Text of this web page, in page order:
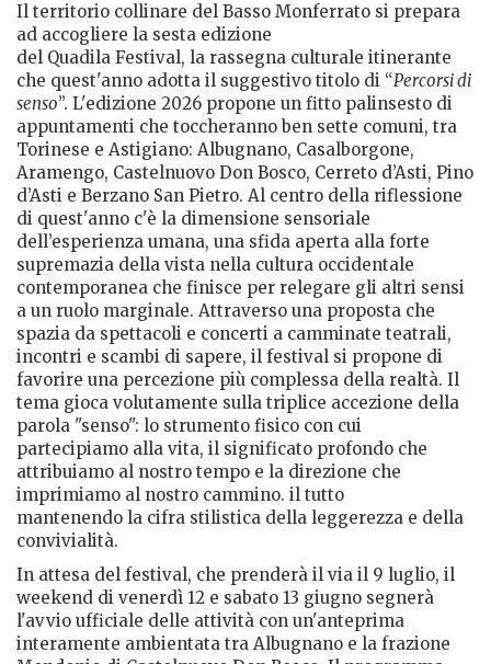
Il territorio collinare del Basso Monferrato si prepara
ad accogliere la sesta edizione
del Quadila Festival, la rassegna culturale itinerante
che quest'anno adotta il suggestivo titolo di “Percorsi di
senso”. L'edizione 2026 propone un fitto palinsesto di
appuntamenti che toccheranno ben sette comuni, tra
Torinese e Astigiano: Albugnano, Casalborgone,
Aramengo, Castelnuovo Don Bosco, Cerreto d’Asti, Pino
d’Asti e Berzano San Pietro. Al centro della riflessione
di quest'anno c'è la dimensione sensoriale
dell’esperienza umana, una sfida aperta alla forte
supremazia della vista nella cultura occidentale
contemporanea che finisce per relegare gli altri sensi
a un ruolo marginale. Attraverso una proposta che
spazia da spettacoli e concerti a camminate teatrali,
incontri e scambi di sapere, il festival si propone di
favorire una percezione più complessa della realtà. Il
tema gioca volutamente sulla triplice accezione della
parola "senso": lo strumento fisico con cui
partecipiamo alla vita, il significato profondo che
attribuiamo al nostro tempo e la direzione che
imprimiamo al nostro cammino. il tutto
mantenendo la cifra stilistica della leggerezza e della
convivialità.
In attesa del festival, che prenderà il via il 9 luglio, il
weekend di venerdì 12 e sabato 13 giugno segnerà
l'avvio ufficiale delle attività con un'anteprima
interamente ambientata tra Albugnano e la frazione